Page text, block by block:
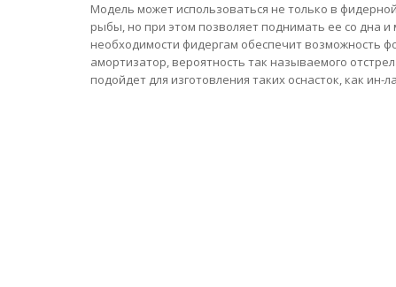
Модель может использоваться не только в
рыбы, но при этом позволяет поднимать ее со дна
необходимости фидергам обеспечит возможность
амортизатор, вероятность так называемого
подойдет для изготовления таких оснасток, как